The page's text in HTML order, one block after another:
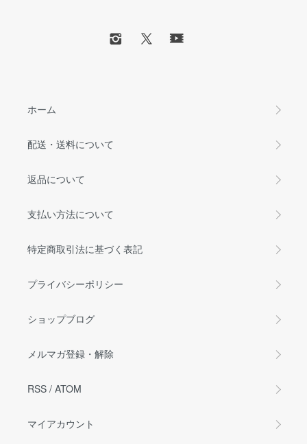
ホーム
配送・送料について
返品について
支払い方法について
特定商取引法に基づく表記
プライバシーポリシー
ショップブログ
メルマガ登録・解除
RSS / ATOM
マイアカウント